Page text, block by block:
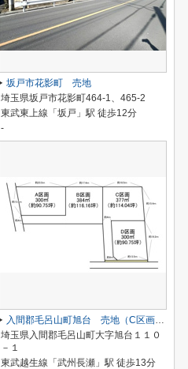
坂戸市花影町 売地
埼玉県坂戸市花影町464-1、465-2
東武東上線「坂戸」駅 徒歩12分
-
入間郡毛呂山町旭台 売地（C区画／全４区画）
埼玉県入間郡毛呂山町大字旭台１１０
－１
東武越生線「武州長瀬」駅 徒歩13分